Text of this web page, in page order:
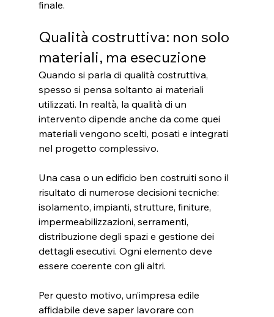
finale.
Qualità costruttiva: non solo
materiali, ma esecuzione
Quando si parla di qualità costruttiva,
spesso si pensa soltanto ai materiali
utilizzati. In realtà, la qualità di un
intervento dipende anche da come quei
materiali vengono scelti, posati e integrati
nel progetto complessivo.
Una casa o un edificio ben costruiti sono il
risultato di numerose decisioni tecniche:
isolamento, impianti, strutture, finiture,
impermeabilizzazioni, serramenti,
distribuzione degli spazi e gestione dei
dettagli esecutivi. Ogni elemento deve
essere coerente con gli altri.
Per questo motivo, un’impresa edile
affidabile deve saper lavorare con